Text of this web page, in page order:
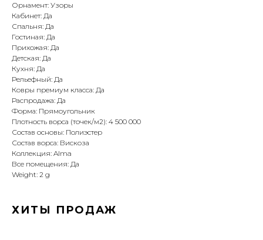
Орнамент: Узоры
Кабинет: Да
Спальня: Да
Гостиная: Да
Прихожая: Да
Детская: Да
Кухня: Да
Рельефный: Да
Ковры премиум класса: Да
Распродажа: Да
Форма: Прямоугольник
Плотность ворса (точек/м2): 4 500 000
Состав основы: Полиэстер
Состав ворса: Вискоза
Коллекция: Alma
Все помещения: Да
Weight: 2 g
ХИТЫ ПРОДАЖ